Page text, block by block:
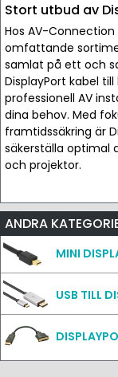
Stort utbud av
Hos AV-
omfattande
samlat på ett och
DisplayPort kabel
professionell AV
dina behov. Med
framtidssäkring är
säkerställa optimal
och projektor.
ANDRA
MINI
USB TILL